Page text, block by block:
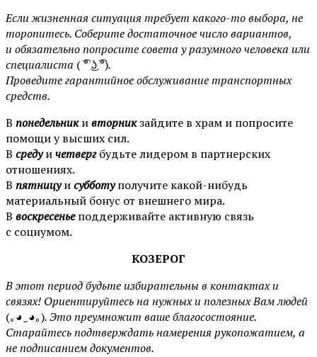
Если жизненная ситуация требует какого-то выбора, не
торопитесь. Соберите достаточное число вариантов,
и обязательно попросите совета у разумного человека или
специалиста ( ͡° ͜ʖ ͡°).
Проведите гарантийное обслуживание транспортных
средств.
В понедельникивторникзайдите в храм и попросите
помощи у высших сил.
В средуичетвергбудьте лидером в партнерских
отношениях.
В пятницуисубботуполучите какой-нибудь
материальный бонус от внешнего мира.
В воскресеньеподдерживайте активную связь
с социумом.
КОЗЕРОГ
В этот период будьте избирательны в контактах и
связях! Ориентируйтесь на нужных и полезных Вам людей
(｡◕‿◕｡). Это преумножит ваше благосостояние.
Старайтесь подтверждать намерения рукопожатием, а
не подписанием документов.